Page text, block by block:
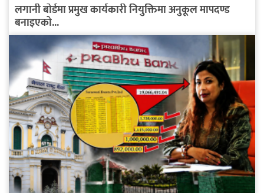
लगानी बोर्डमा प्रमुख कार्यकारी नियुक्तिमा अनुकूल मापदण्ड
बनाइएको...